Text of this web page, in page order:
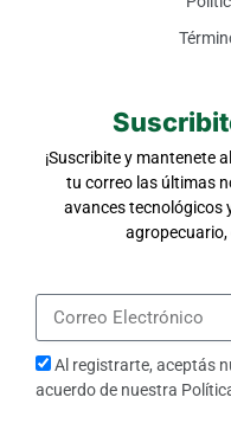
¡Suscribite y mantenete
tu correo las últimas
avances tecnológicos
agropecuario,
Al registrarte, aceptás
acuerdo de nuestra